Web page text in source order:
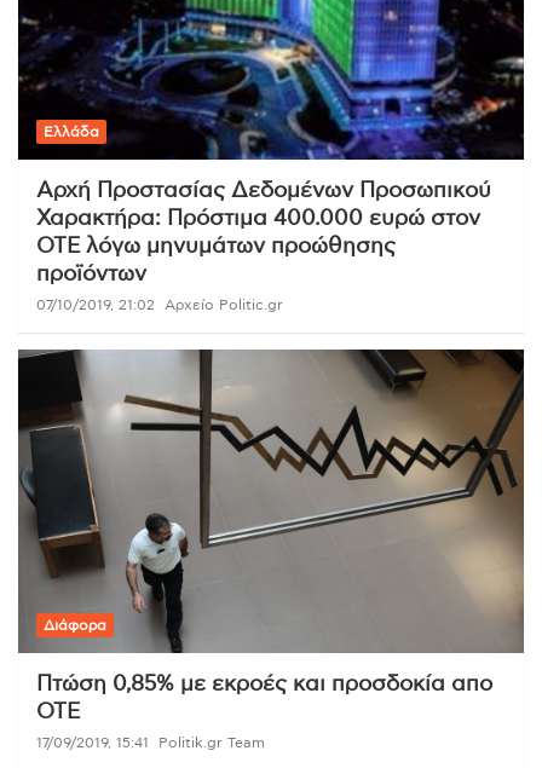
Ελλάδα
Αρχή Προστασίας Δεδομένων Προσωπικού
Χαρακτήρα: Πρόστιμα 400.000 ευρώ στον
ΟΤΕ λόγω μηνυμάτων προώθησης
προϊόντων
07/10/2019, 21:02 Αρχείο Politic.gr
Διάφορα
Πτώση 0,85% με εκροές και προσδοκία απο
ΟΤΕ
17/09/2019, 15:41 Politik.gr Team